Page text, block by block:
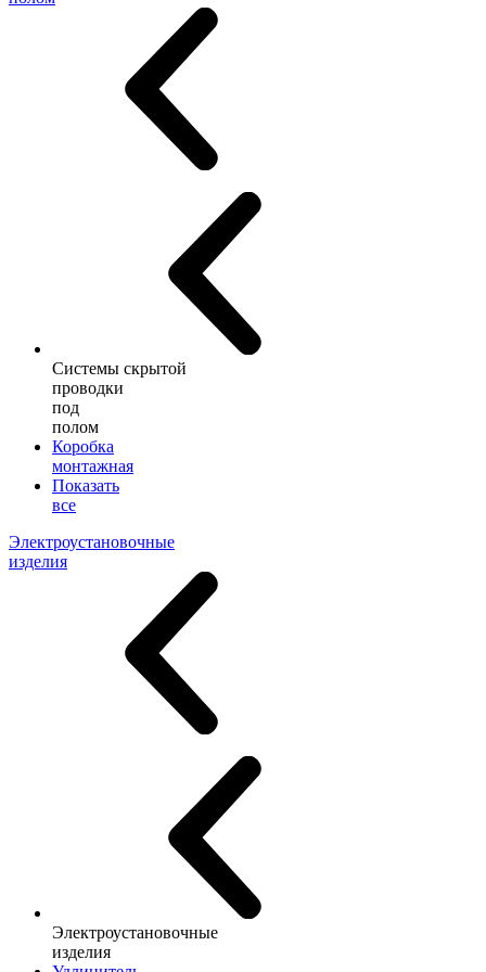
Системы скрытой
проводки
под
полом
Коробка
монтажная
Показать
все
Электроустановочные
изделия
Электроустановочные
изделия